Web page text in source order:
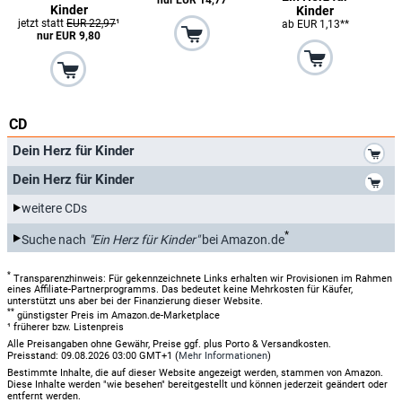
Kinder
jetzt stattEUR 22,97¹
nur EUR 9,80
Kinder
ab EUR 1,13**
CD
Dein Herz für Kinder
Dein Herz für Kinder
weitere CDs
Suche nach "Ein Herz für Kinder"bei Amazon.de*
* Transparenzhinweis: Für gekennzeichnete Links erhalten wir Provisionen im Rahmen
eines Affiliate-Partnerprogramms. Das bedeutet keine Mehrkosten für Käufer,
unterstützt uns aber bei der Finanzierung dieser Website.
** günstigster Preis im Amazon.de-Marketplace
¹ früherer bzw. Listenpreis
Alle Preisangaben ohne Gewähr, Preise ggf. plus Porto & Versandkosten.
Preisstand: 09.08.2026 03:00 GMT+1 (Mehr Informationen)
Bestimmte Inhalte, die auf dieser Website angezeigt werden, stammen von Amazon.
Diese Inhalte werden "wie besehen" bereitgestellt und können jederzeit geändert oder
entfernt werden.